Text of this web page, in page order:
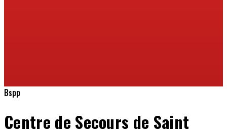
Bspp
Centre de Secours de Saint